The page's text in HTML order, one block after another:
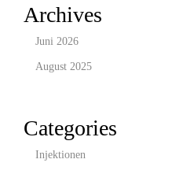
Archives
Juni 2026
August 2025
Categories
Injektionen